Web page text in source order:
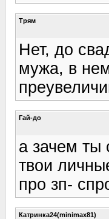
Трям
Нет, до
мужа, в
Гай-до
а зачем ты
твои
про зп-
Катринка24(minimax81)